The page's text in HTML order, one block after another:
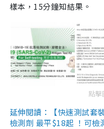
樣本，15分鐘知結果。
點
延伸閱讀：【快速測試套
檢測劑 最平$18起 ！可